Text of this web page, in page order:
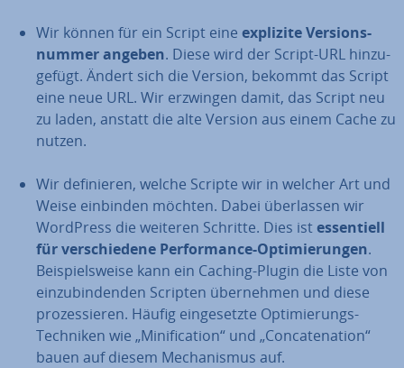
Wir können für ein Script eine explizite Ver­si­ons­
num­mer angeben. Diese wird der Script-URL hin­zu­
ge­fügt. Ändert sich die Version, bekommt das Script
eine neue URL. Wir erzwingen damit, das Script neu
zu laden, anstatt die alte Version aus einem Cache zu
nutzen.
Wir de­fi­nie­ren, welche Scripte wir in welcher Art und
Weise einbinden möchten. Dabei über­las­sen wir
WordPress die weiteren Schritte. Dies istes­sen­ti­ell
für ver­schie­de­ne Per­for­mance-Op­ti­mie­run­gen.
Bei­spiels­wei­se kann ein Caching-Plugin die Liste von
ein­zu­bin­den­den Scripten über­neh­men und diese
pro­zes­sie­ren. Häufig ein­ge­setz­te Op­ti­mie­rungs-
Techniken wie „Mi­ni­fi­ca­ti­on“ und „Con­ca­te­na­ti­on“
bauen auf diesem Me­cha­nis­mus auf.